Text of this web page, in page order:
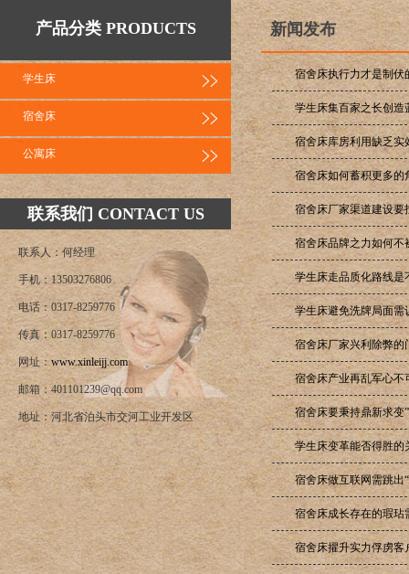
产品分类 PRODUCTS
学生床
宿舍床
公寓床
联系我们 CONTACT US
联系人：何经理
手机：13503276806
电话：0317-8259776
传真：0317-8259776
网址：www.xinleijj.com
邮箱：401101239@qq.com
地址：河北省泊头市交河工业开发区
新闻发布
宿舍床执行力才是制伏
学生床集百家之长创造
宿舍床库房利用缺乏实
宿舍床如何蓄积更多的
宿舍床厂家渠道建设要
宿舍床品牌之力如何不
学生床走品质化路线是
学生床避免洗牌局面需
宿舍床厂家兴利除弊的
宿舍床产业再乱军心不
宿舍床要秉持鼎新求变
学生床变革能否得胜的
宿舍床做互联网需跳出
宿舍床成长存在的瑕玷
宿舍床擢升实力俘虏客